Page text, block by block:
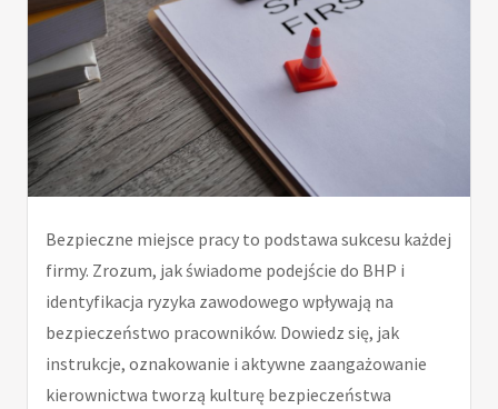
Bezpieczne miejsce pracy to podstawa sukcesu każdej
firmy. Zrozum, jak świadome podejście do BHP i
identyfikacja ryzyka zawodowego wpływają na
bezpieczeństwo pracowników. Dowiedz się, jak
instrukcje, oznakowanie i aktywne zaangażowanie
kierownictwa tworzą kulturę bezpieczeństwa